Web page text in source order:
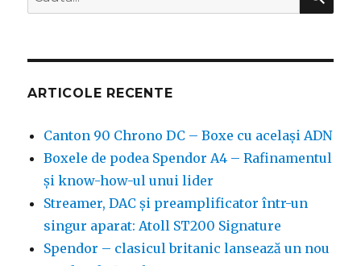
după:
ARTICOLE RECENTE
Canton 90 Chrono DC – Boxe cu același ADN
Boxele de podea Spendor A4 – Rafinamentul
și know-how-ul unui lider
Streamer, DAC și preamplificator într-un
singur aparat: Atoll ST200 Signature
Spendor – clasicul britanic lansează un nou